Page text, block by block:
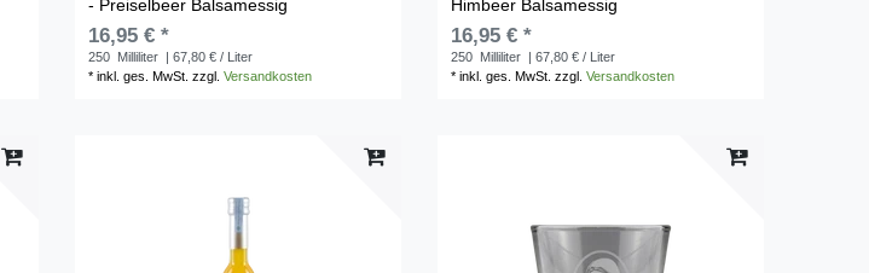
- Preiselbeer Balsamessig
16,95 € *
250 Milliliter | 67,80 € / Liter
*inkl. ges. MwSt. zzgl.Versandkosten
Himbeer Balsamessig
16,95 € *
250 Milliliter | 67,80 € / Liter
*inkl. ges. MwSt. zzgl.Versandkosten